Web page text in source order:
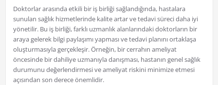
Doktorlar arasında etkili bir iş birliği sağlandığında, hastalara
sunulan sağlık hizmetlerinde kalite artar ve tedavi süreci daha iyi
yönetilir. Bu iş birliği, farklı uzmanlık alanlarındaki doktorların bir
araya gelerek bilgi paylaşımı yapması ve tedavi planını ortaklaşa
oluşturmasıyla gerçekleşir. Örneğin, bir cerrahın ameliyat
öncesinde bir dahiliye uzmanıyla danışması, hastanın genel sağlık
durumunu değerlendirmesi ve ameliyat riskini minimize etmesi
açısından son derece önemlidir.